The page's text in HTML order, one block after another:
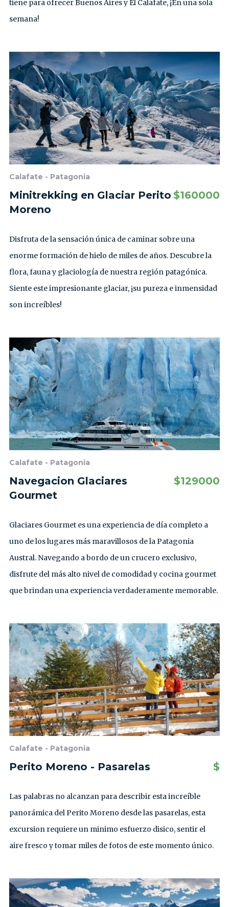
tiene para ofrecer Buenos Aires y El Calafate, ¡En una sola
semana!
Calafate - Patagonia
Minitrekking en Glaciar Perito
Moreno
$160000
Disfruta de la sensación única de caminar sobre una
enorme formación de hielo de miles de años. Descubre la
flora, fauna y glaciología de nuestra región patagónica.
Siente este impresionante glaciar, ¡su pureza e inmensidad
son increíbles!
Calafate - Patagonia
Navegacion Glaciares
Gourmet
$129000
Glaciares Gourmet es una experiencia de día completo a
uno de los lugares más maravillosos de la Patagonia
Austral. Navegando a bordo de un crucero exclusivo,
disfrute del más alto nivel de comodidad y cocina gourmet
que brindan una experiencia verdaderamente memorable.
Calafate - Patagonia
Perito Moreno - Pasarelas $
Las palabras no alcanzan para describir esta increíble
panorámica del Perito Moreno desde las pasarelas, esta
excursion requiere un minimo esfuerzo disico, sentir el
aire fresco y tomar miles de fotos de este momento único.